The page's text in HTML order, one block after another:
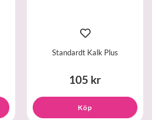
Standardt Kalk Plus
105 kr
Köp